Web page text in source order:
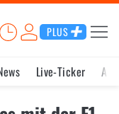
PLUS
Live-Ticker